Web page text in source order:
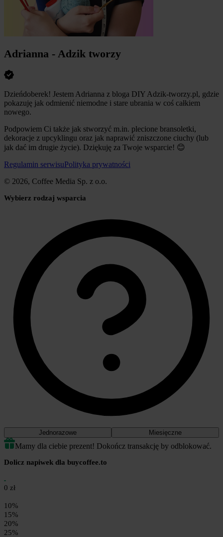
Adrianna - Adzik tworzy
Dzieńdoberek! Jestem Adrianna z bloga DIY Adzik-tworzy.pl, gdzie
pokazuję jak odmienić niemodne i stare ubrania w coś całkiem
nowego.
Podpowiem Ci także jak stworzyć m.in. plecione bransoletki,
dekoracje z upcyklingu oraz jak naprawić zniszczone ciuchy (lub
jak dać im drugie życie). Dziękuję za Twoje wsparcie! 😊
Regulamin serwisuPolityka prywatności
© 2026, Coffee Media Sp. z o.o.
Wybierz rodzaj wsparcia
Jednorazowe Miesięczne
Mamy dla ciebie prezent! Dokończ transakcję by odblokować.
Dolicz napiwek dla buycoffee.to
0 zł
10%
15%
20%
25%